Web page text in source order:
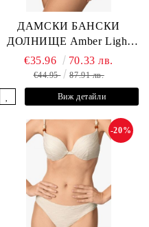
ДАМСКИ БАНСКИ
ДОЛНИЩЕ Amber Light
L2605-Z-MCB MARC &
ANDRE
€35.96 70.33 лв.
€44.95 87.91 лв.
Виж детайли
-20%